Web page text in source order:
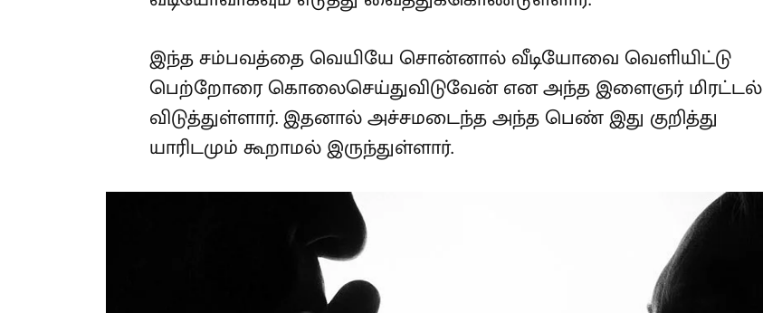
இந்த சம்பவத்தை வெயியே சொன்னால் வீடியோவை வெளியிட்டு
பெற்றோரை கொலைசெய்துவிடுவேன் என அந்த இளைஞர் மிரட்டல்
விடுத்துள்ளார். இதனால் அச்சமடைந்த அந்த பெண் இது குறித்து
யாரிடமும் கூறாமல் இருந்துள்ளார்.